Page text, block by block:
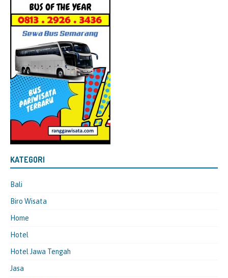
KATEGORI
Bali
Biro Wisata
Home
Hotel
Hotel Jawa Tengah
Jasa